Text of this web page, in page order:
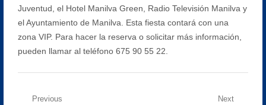
Juventud, el Hotel Manilva Green, Radio Televisión Manilva y
el Ayuntamiento de Manilva. Esta fiesta contará con una
zona VIP. Para hacer la reserva o solicitar más información,
pueden llamar al teléfono 675 90 55 22.
Navegación
Previous Next